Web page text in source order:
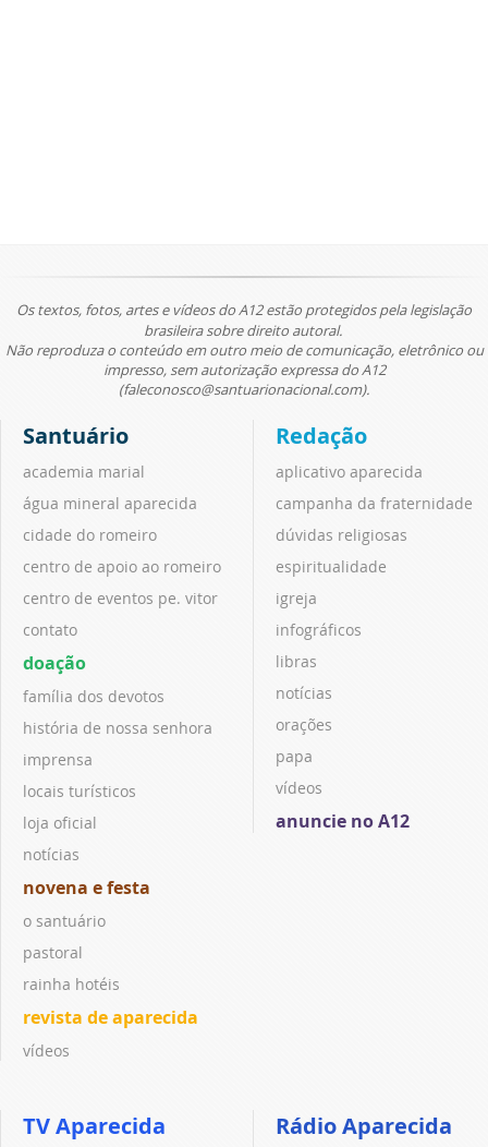
Os textos, fotos, artes e vídeos do A12 estão protegidos pela legislação
brasileira sobre direito autoral.
Não reproduza o conteúdo em outro meio de comunicação, eletrônico ou
impresso, sem autorização expressa do A12
(faleconosco@santuarionacional.com).
Santuário
academia marial
água mineral aparecida
cidade do romeiro
centro de apoio ao romeiro
centro de eventos pe. vitor
contato
doação
família dos devotos
história de nossa senhora
imprensa
locais turísticos
loja oficial
notícias
novena e festa
o santuário
pastoral
rainha hotéis
revista de aparecida
vídeos
Redação
aplicativo aparecida
campanha da fraternidade
dúvidas religiosas
espiritualidade
igreja
infográficos
libras
notícias
orações
papa
vídeos
anuncie no A12
TV Aparecida Rádio Aparecida